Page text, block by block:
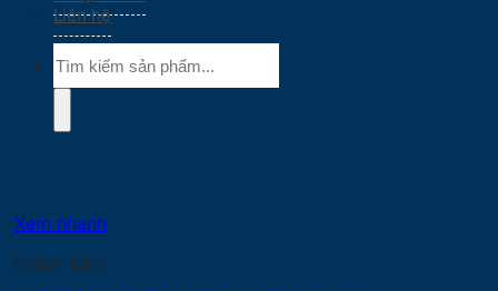
Liên hệ
kiếm:
Xem nhanh
In lịch bàn